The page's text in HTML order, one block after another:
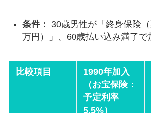
条件：
30歳男性が「終身保険
万円）」、60歳払い込み満了で
比較項目
1990年加入
（お宝保険：
予定利率
5.5%）